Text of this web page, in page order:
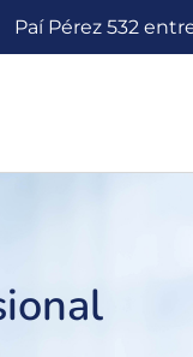
Paí Pérez 532